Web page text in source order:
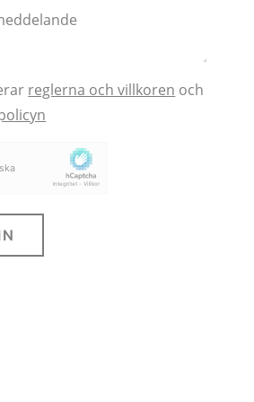
reglerna och villkoren och